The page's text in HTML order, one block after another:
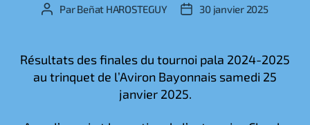
Auteur
ParBeñat HAROSTEGUY
Date30 janvier 2025
Résultats des finales du tournoi pala 2024-2025
au trinquet de l’Aviron Bayonnais samedi 25
janvier 2025.